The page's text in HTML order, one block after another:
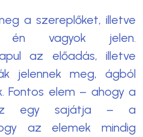
a szereplőket, illetve
én vagyok jelen.
az előadás, illetve
jelennek meg, ágból
Fontos elem – ahogy a
ez egy sajátja – a
az elemek mindig